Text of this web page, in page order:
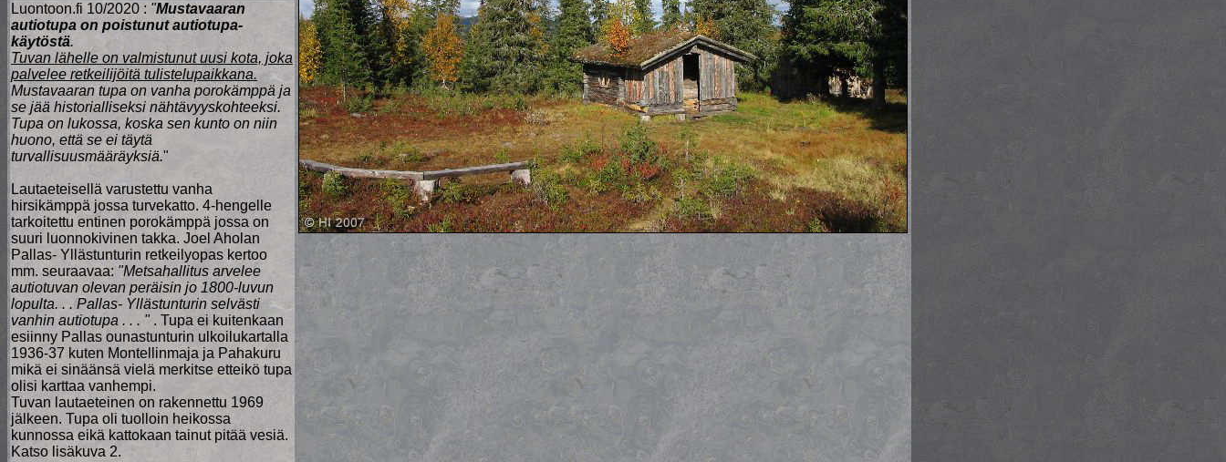
Luontoon.fi 10/2020 : "Mustavaaran
autiotupa on poistunut autiotupa-
käytöstä.
Tuvan lähelle on valmistunut uusi kota, joka
palvelee retkeilijöitä tulistelupaikkana.
Mustavaaran tupa on vanha porokämppä ja
se jää historialliseksi nähtävyyskohteeksi.
Tupa on lukossa, koska sen kunto on niin
huono, että se ei täytä
turvallisuusmääräyksiä."
Lautaeteisellä varustettu vanha
hirsikämppä jossa turvekatto. 4-hengelle
tarkoitettu entinen porokämppä jossa on
suuri luonnokivinen takka. Joel Aholan
Pallas- Yllästunturin retkeilyopas kertoo
mm. seuraavaa: "Metsahallitus arvelee
autiotuvan olevan peräisin jo 1800-luvun
lopulta. . . Pallas- Yllästunturin selvästi
vanhin autiotupa . . . ". Tupa ei kuitenkaan
esiinny Pallas ounastunturin ulkoilukartalla
1936-37 kuten Montellinmaja ja Pahakuru
mikä ei sinäänsä vielä merkitse etteikö tupa
olisi karttaa vanhempi.
Tuvan lautaeteinen on rakennettu 1969
jälkeen. Tupa oli tuolloin heikossa
kunnossa eikä kattokaan tainut pitää vesiä.
Katso lisäkuva 2.